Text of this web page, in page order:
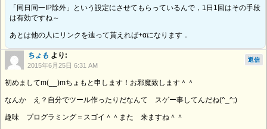
「同日同一IP除外」という設定にさせてもらっているんで，1日1回はその手段
は有効ですね～
あとは他の人にリンクを辿って貰えれば+αになります．
ちょも より:
2015年6月25日 6:31 AM
初めましてm(__)mちょもと申します！お邪魔致します＾＾
なんか え？自分でツール作ったりだなんて スゲー事してんだね(^_^;)
趣味 プログラミング＝スゴイ＾＾また 来ますね＾＾
返信